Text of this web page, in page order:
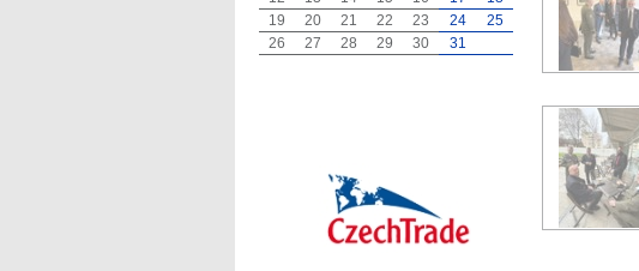
19
20 21 22 23 24
25
26
27 28 29 30 31